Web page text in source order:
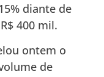
diante de
400 mil.
ontem o
de